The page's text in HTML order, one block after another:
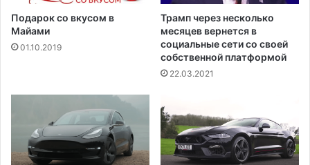
н
о
в
б
в
с
е
Подарок со вкусом в
Майами
01.10.2019
Трамп через несколько
месяцев вернется в
социальные сети со своей
собственной платформой
22.03.2021